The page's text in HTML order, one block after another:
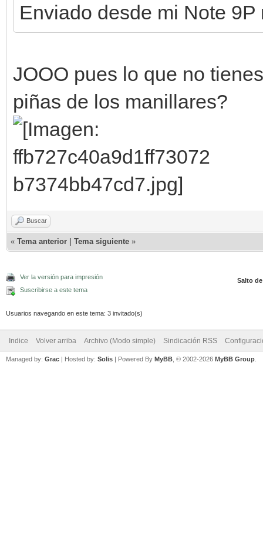
Enviado desde mi Note 9P
JOOO pues lo que no
piñas de los manillares?
Buscar
« Tema anterior Tema siguiente »
Ver la versión para impresión
Suscribirse a este tema
Salto
Usuarios navegando en este tema: 3 invitado(s)
Indice Volver arriba Archivo (Modo simple) Sindicación RSS
Managed by: Grac | Hosted by: Solis | Powered By MyBB , © 2002-2026 MyBB Group